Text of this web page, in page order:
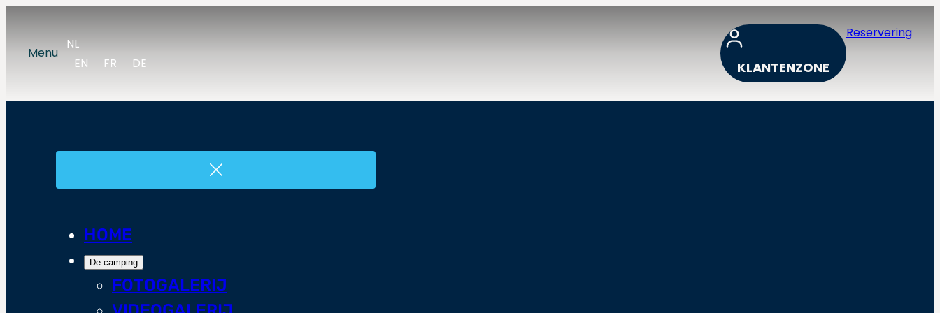
Menu
NL
EN
FR DE KLANTENZONE
Reservering
HOME
De camping
FOTOGALERIJ